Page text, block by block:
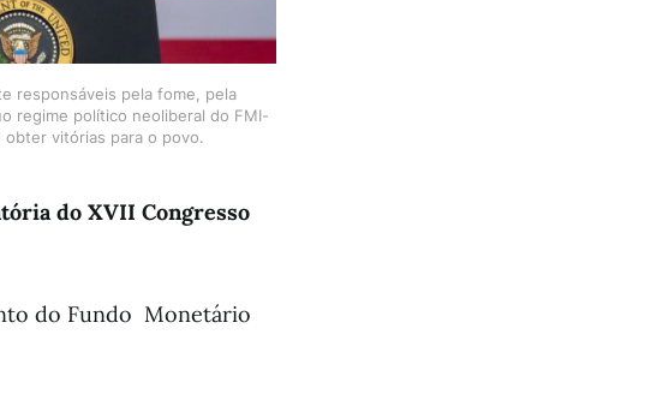
responsáveis pela fome, pela
regime político neoliberal do FMI-
vitórias para o povo.
do XVII Congresso
do Fundo Monetário